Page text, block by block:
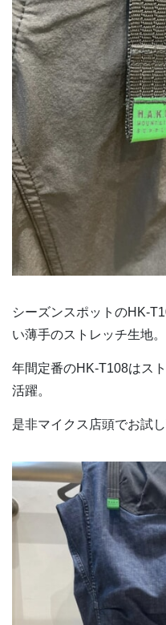
シーズンスポットのHK-
い薄手のストレッチ生地。
年間定番のHK-T108はス
活躍。
是非マイクス店頭でお試し